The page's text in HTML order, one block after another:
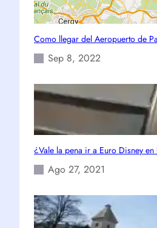
Como llegar del Aeropuerto de
Sep 8, 2022
¿Vale la pena ir a Euro Disney en
Ago 27, 2021